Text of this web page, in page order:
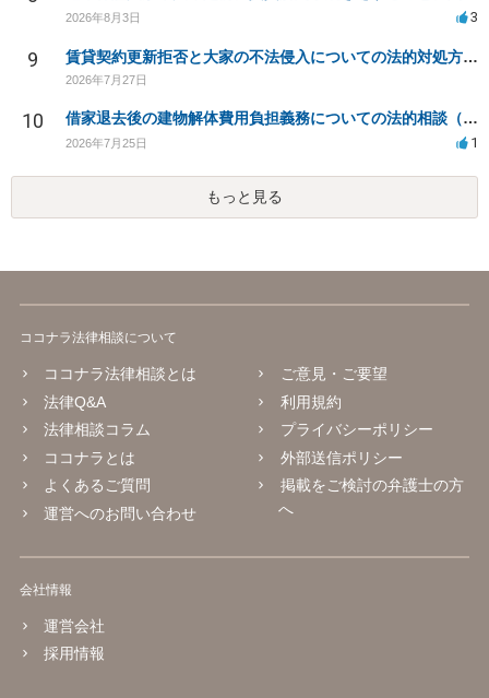
2026年8月3日 3
9 賃貸契約更新拒否と大家の不法侵入についての法的対処方法は？
2026年7月27日
10 借家退去後の建物解体費用負担義務についての法的相談（補足説明修正）
2026年7月25日 1
もっと見る
ココナラ法律相談について
ココナラ法律相談とは
法律Q&A
法律相談コラム
ココナラとは
よくあるご質問
運営へのお問い合わせ
ご意見・ご要望
利用規約
プライバシーポリシー
外部送信ポリシー
掲載をご検討の弁護士の方
へ
会社情報
運営会社
採用情報